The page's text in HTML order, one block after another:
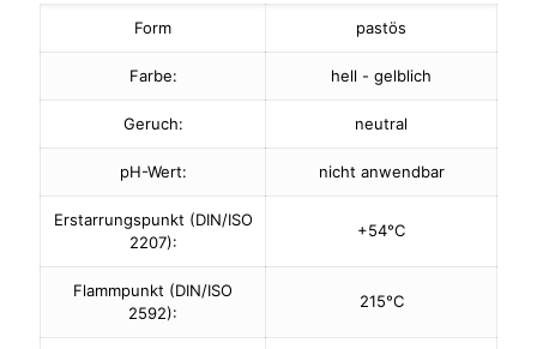
Form pastös
Farbe: hell - gelblich
Geruch: neutral
pH-Wert: nicht anwendbar
Erstarrungspunkt (DIN/ISO
2207):
+54°C
Flammpunkt (DIN/ISO
2592):
215°C